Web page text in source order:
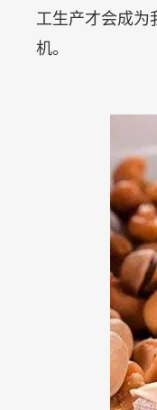
工生产才会成为
机。